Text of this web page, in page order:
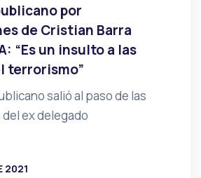
por
de Cristian Barra
“Es un insulto a las
terrorismo”
salió al paso de las
ex delegado
2021